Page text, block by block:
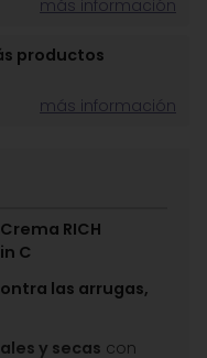
más información
productos
más información
RICH
C
las arrugas,
y secas con